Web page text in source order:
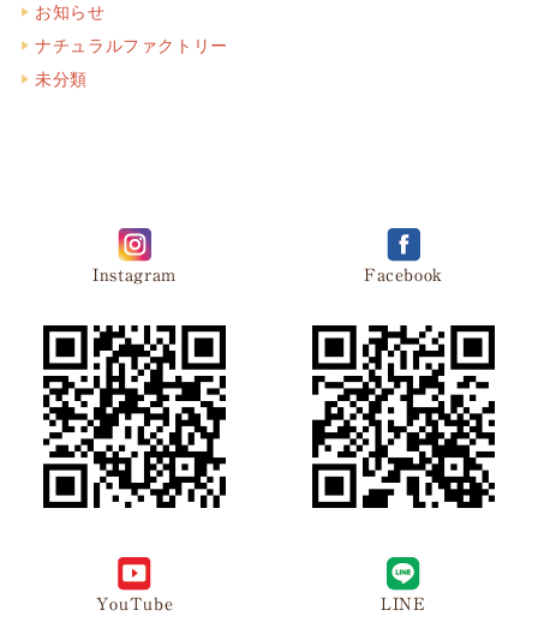
お知らせ
ナチュラルファクトリー
未分類
Instagram Facebook
YouTube LINE